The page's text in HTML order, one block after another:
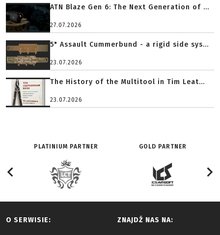
ATN Blaze Gen 6: The Next Generation of ...
27.07.2026
5" Assault Cummerbund - a rigid side sys...
23.07.2026
The History of the Multitool in Tim Leat...
23.07.2026
PLATINIUM PARTNER GOLD PARTNER
O SERWISIE: ZNAJDŹ NAS NA: